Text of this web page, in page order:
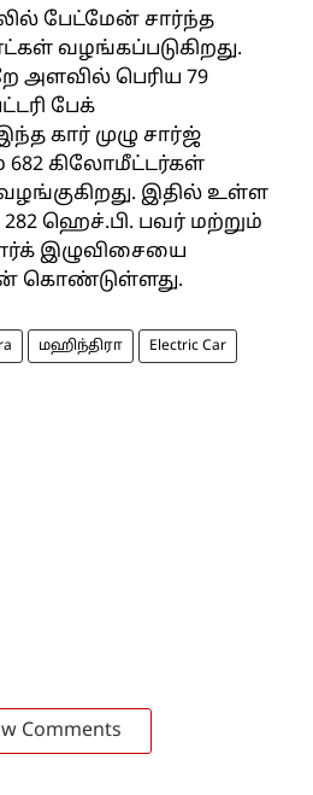
பேட்மேன் சார்ந்த
வழங்கப்படுகிறது.
அளவில் பெரிய 79
பேக்
கார் முழு சார்ஜ்
கிலோமீட்டர்கள்
இதில் உள்ள
ஹெச்.பி. பவர் மற்றும்
இழுவிசையை
கொண்டுள்ளது.
மஹிந்திரா Electric Car
Comments